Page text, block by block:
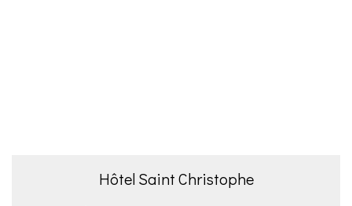
Hôtel Saint Christophe